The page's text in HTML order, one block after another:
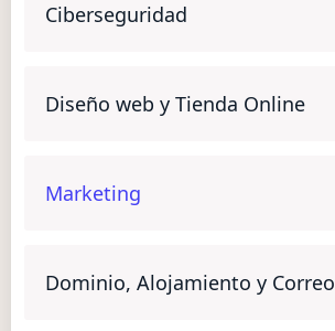
Ciberseguridad
Diseño web y Tienda Online
Marketing
Dominio, Alojamiento y Correo